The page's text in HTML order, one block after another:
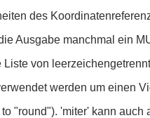
des
Ausgabe manchmal ein
von
werden um einen
"round"). 'miter' kann auch